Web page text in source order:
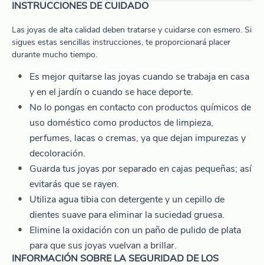
INSTRUCCIONES DE CUIDADO
Las joyas de alta calidad deben tratarse y cuidarse con esmero. Si
sigues estas sencillas instrucciones, te proporcionará placer
durante mucho tiempo.
Es mejor quitarse las joyas cuando se trabaja en casa
y en el jardín o cuando se hace deporte.
No lo pongas en contacto con productos químicos de
uso doméstico como productos de limpieza,
perfumes, lacas o cremas, ya que dejan impurezas y
decoloración.
Guarda tus joyas por separado en cajas pequeñas; así
evitarás que se rayen.
Utiliza agua tibia con detergente y un cepillo de
dientes suave para eliminar la suciedad gruesa.
Elimine la oxidación con un paño de pulido de plata
para que sus joyas vuelvan a brillar.
INFORMACIÓN SOBRE LA SEGURIDAD DE LOS